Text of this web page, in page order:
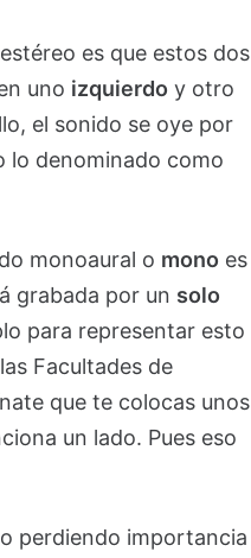
es que estos dos
uno izquierdo y otro
el sonido se oye por
lo denominado como
monoaural o mono es
grabada por un solo
para representar esto
Facultades de
que te colocas unos
un lado. Pues eso
perdiendo importancia